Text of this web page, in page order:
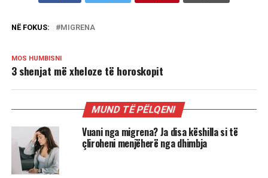
NË FOKUS: MIGRENA
MOS HUMBISNI
3 shenjat më xheloze të horoskopit
MUND TË PËLQENI
Vuani nga migrena? Ja disa këshilla si të
çliroheni menjëherë nga dhimbja